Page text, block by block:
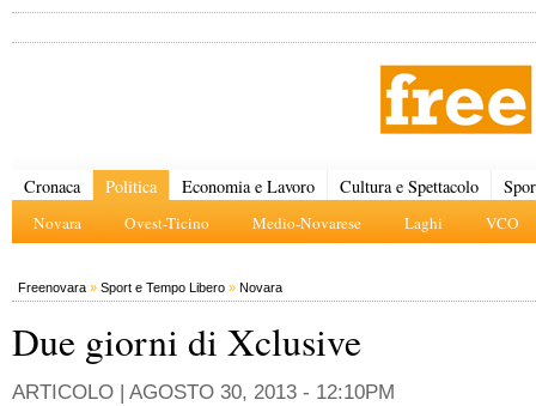
Cronaca Politica
Novara Ovest-Ticino Medio-Novarese Laghi VCO
Economia e Lavoro Cultura e Spettacolo
Freenovara » Sport e Tempo Libero » Novara
Due giorni di Xclusive
ARTICOLO | AGOSTO 30, 2013 - 12:10PM